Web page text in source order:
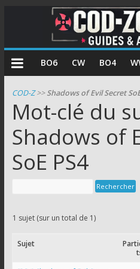
COD
Zombie
Guides
et
astuces
pour
le
de
of
BO6 CW BO4
COD-Z>>Shadows of Evil Secret
Mot-clé du
Shadows of
SoE PS4
1 sujet (sur un total de 1)
Sujet